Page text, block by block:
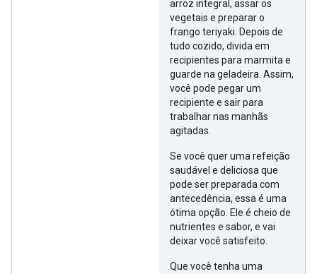
arroz integral, assar os
vegetais e preparar o
frango teriyaki. Depois de
tudo cozido, divida em
recipientes para marmita e
guarde na geladeira. Assim,
você pode pegar um
recipiente e sair para
trabalhar nas manhãs
agitadas.
Se você quer uma refeição
saudável e deliciosa que
pode ser preparada com
antecedência, essa é uma
ótima opção. Ele é cheio de
nutrientes e sabor, e vai
deixar você satisfeito.
Que você tenha uma